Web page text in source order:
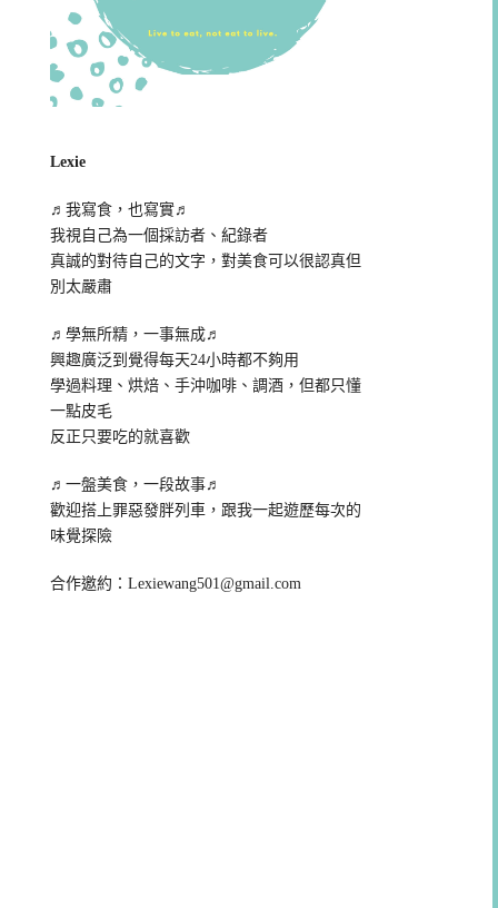
Lexie
♬我寫食，也寫實♬
我視自己為一個採訪者、紀錄者
真誠的對待自己的文字，對美食可以很認真但
別太嚴肅
♬學無所精，一事無成♬
興趣廣泛到覺得每天24小時都不夠用
學過料理、烘焙、手沖咖啡、調酒，但都只懂
一點皮毛
反正只要吃的就喜歡
♬一盤美食，一段故事♬
歡迎搭上罪惡發胖列車，跟我一起遊歷每次的
味覺探險
合作邀約：Lexiewang501@gmail.com